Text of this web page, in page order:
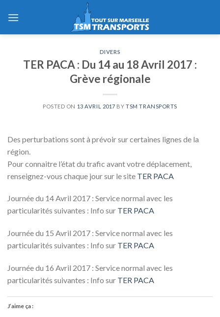
DIVERS
TER PACA : Du 14 au 18 Avril 2017 :
Grève régionale
POSTED ON 13 AVRIL 2017 BYTSM TRANSPORTS
Des perturbations sont à prévoir sur certaines lignes de la
région.
Pour connaitre l’état du trafic avant votre déplacement,
renseignez-vous chaque jour sur le site TER PACA
Journée du 14 Avril 2017 : Service normal avec les
particularités suivantes : Info sur TER PACA
Journée du 15 Avril 2017 : Service normal avec les
particularités suivantes : Info sur TER PACA
Journée du 16 Avril 2017 : Service normal avec les
particularités suivantes : Info sur TER PACA
J’aime ça :